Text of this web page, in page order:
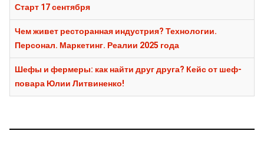
Старт 17 сентября
Чем живет ресторанная индустрия? Технологии.
Персонал. Маркетинг. Реалии 2025 года
Шефы и фермеры: как найти друг друга? Кейс от шеф-
повара Юлии Литвиненко!